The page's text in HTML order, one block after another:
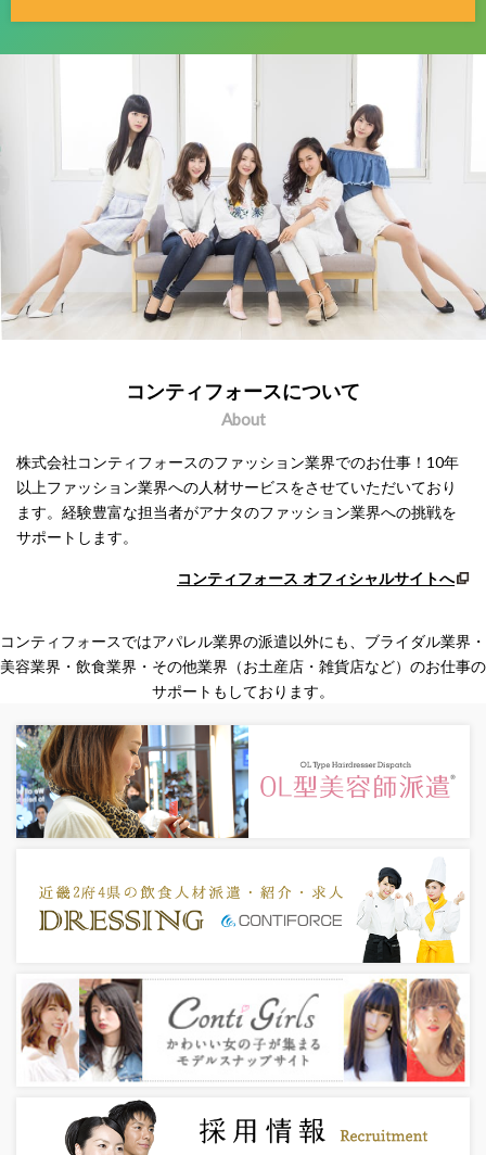
コンティフォースについて
About
株式会社コンティフォースのファッション業界でのお仕事！10年
以上ファッション業界への人材サービスをさせていただいており
ます。経験豊富な担当者がアナタのファッション業界への挑戦を
サポートします。
コンティフォース オフィシャルサイトへ
コンティフォースではアパレル業界の派遣以外にも、ブライダル業界・
美容業界・飲食業界・ その他業界（お土産店・雑貨店など）のお仕事の
サポートもしております。